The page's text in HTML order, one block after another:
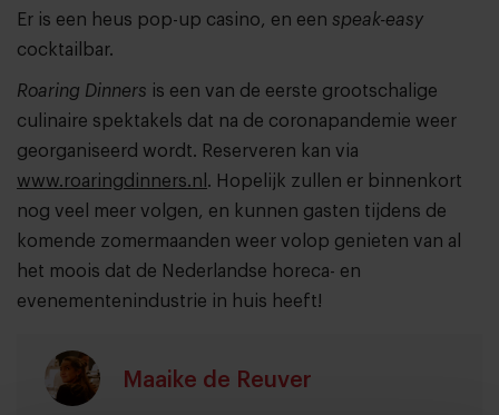
Er is een heus pop-up casino, en een speak-easy
cocktailbar.
Roaring Dinners is een van de eerste grootschalige
culinaire spektakels dat na de coronapandemie weer
georganiseerd wordt. Reserveren kan via
www.roaringdinners.nl . Hopelijk zullen er binnenkort
nog veel meer volgen, en kunnen gasten tijdens de
komende zomermaanden weer volop genieten van al
het moois dat de Nederlandse horeca- en
evenementenindustrie in huis heeft!
Maaike de Reuver